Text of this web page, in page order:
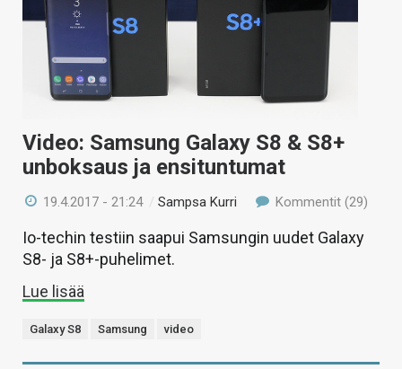
Video: Samsung Galaxy S8 & S8+
unboksaus ja ensituntumat
19.4.2017 - 21:24 /Sampsa Kurri Kommentit (29)
Io-techin testiin saapui Samsungin uudet Galaxy
S8- ja S8+-puhelimet.
Lue lisää
Galaxy S8 Samsung video